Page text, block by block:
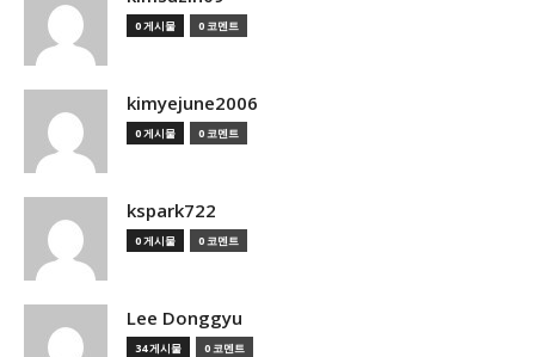
0 게시물 0 코멘트
kimyejune2006
0 게시물 0 코멘트
kspark722
0 게시물 0 코멘트
Lee Donggyu
34 게시물 0 코멘트